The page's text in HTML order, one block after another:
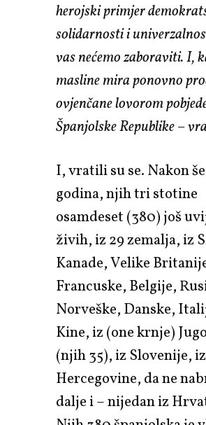
herojski primjer
solidarnosti i
vas nećemo zaboraviti. I,
masline mira ponovno
ovjenčane lovorom
Španjolske Republike –
I, vratili su se. Nakon
godina, njih tri stotine
osamdeset (380) još
živih, iz 29 zemalja, iz
Kanade, Velike
Francuske, Belgije,
Norveške, Danske,
Kine, iz (one krnje)
(njih 35), iz Slovenije,
Hercegovine, da ne
dalje i – nijedan iz